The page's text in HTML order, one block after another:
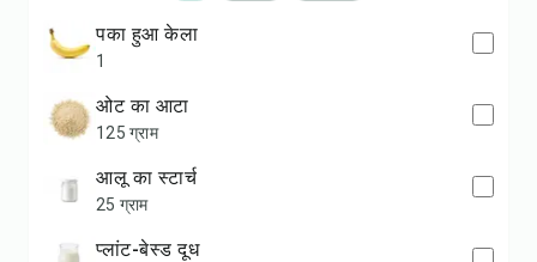
पका हुआ केला
1
ओट का आटा
125 ग्राम
आलू का स्टार्च
25 ग्राम
प्लांट-बेस्ड दूध